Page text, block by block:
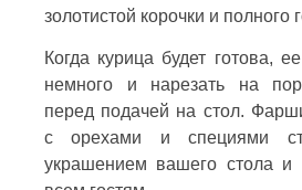
золотистой корочки и полного
Когда курица будет готова,
немного и нарезать на
перед подачей на стол.
с орехами и специями
украшением вашего стола и